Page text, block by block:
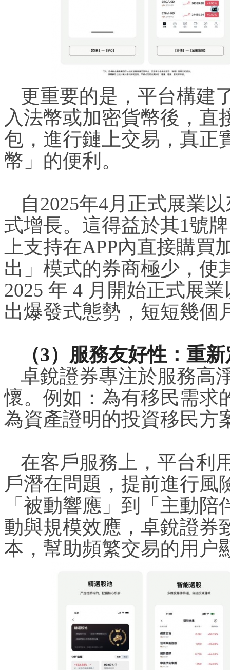
更重要的是，平台構建
入法幣或加密貨幣後，直
包，進行鏈上交易，真正
幣」的便利。
自2025年4月正式展業
式增長。這得益於其1號
上支持在APP內直接購
出」模式的券商極少，使
2025 年 4 月開始正式展
出爆發式態勢，短短幾個
（3）服務友好性：重
卓銳證券專注於服務高
懷。例如：為有移民需求
為資產證明的投資移民方
在客戶服務上，平台利
戶潛在問題，提前進行風
「被動響應」到「主動
動與規模效應，卓銳證券
本，幫助頻繁交易的用户